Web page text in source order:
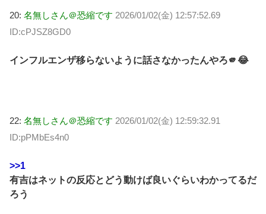
20: 名無しさん＠恐縮です 2026/01/02(金) 12:57:52.69
ID:cPJSZ8GD0
インフルエンザ移らないように話さなかったんやろ🫵😂
22: 名無しさん＠恐縮です 2026/01/02(金) 12:59:32.91
ID:pPMbEs4n0
>>1
有吉はネットの反応とどう動けば良いぐらいわかってるだ
ろう